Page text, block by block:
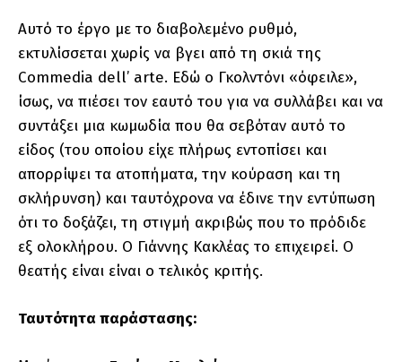
Αυτό το έργο με το διαβολεμένο ρυθμό,
εκτυλίσσεται χωρίς να βγει από τη σκιά της
Commedia dell’ arte. Εδώ ο Γκολντόνι «όφειλε»,
ίσως, να πιέσει τον εαυτό του για να συλλάβει και να
συντάξει μια κωμωδία που θα σεβόταν αυτό το
είδος (του οποίου είχε πλήρως εντοπίσει και
απορρίψει τα ατοπήματα, την κούραση και τη
σκλήρυνση) και ταυτόχρονα να έδινε την εντύπωση
ότι το δοξάζει, τη στιγμή ακριβώς που το πρόδιδε
εξ ολοκλήρου. Ο Γιάννης Κακλέας το επιχειρεί. Ο
θεατής είναι είναι ο τελικός κριτής.
Ταυτότητα παράστασης: